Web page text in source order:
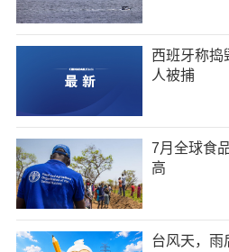
西班牙称捣
人被捕
7月全球食
高
台风天，雨